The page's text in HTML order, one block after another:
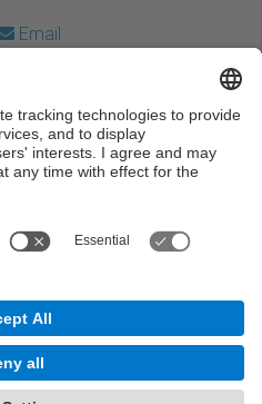
Email
content on this work is
license:Attribution-
Spain
de Catalunya ·